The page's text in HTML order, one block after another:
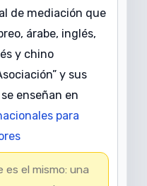
de mediación que
árabe, inglés,
y chino
y sus
enseñan en
para
es el mismo: una